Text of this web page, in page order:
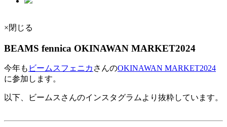
×閉じる
BEAMS fennica OKINAWAN MARKET2024
今年も ビームスフェニカ さんのOKINAWAN MARKET2024
に参加します。
以下、ビームスさんのインスタグラムより抜粋しています。